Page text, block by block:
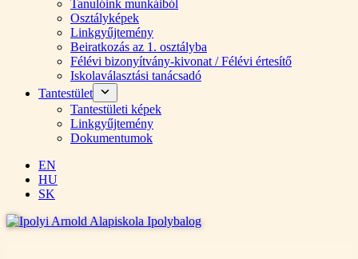
Tanulóink munkáiból
Osztályképek
Linkgyűjtemény
Beiratkozás az 1. osztályba
Félévi bizonyítvány-kivonat / Félévi értesítő
Iskolaválasztási tanácsadó
Tantestület
Tantestületi képek
Linkgyűjtemény
Dokumentumok
EN
HU
SK